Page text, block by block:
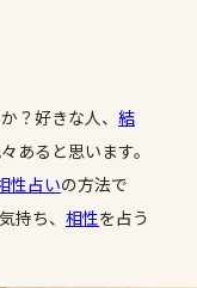
？好きな人、 結
あると思います。
性占いの方法で
持ち、 相性を占う